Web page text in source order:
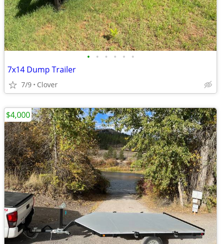
• • • • • •
7x14 Dump Trailer
7/9 Clover
$4,000